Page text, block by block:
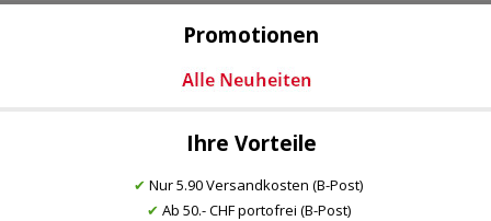
Promotionen
Ihre Vorteile
✔ Nur 5.90 Versandkosten (B-Post)
✔ Ab 50.- CHF portofrei (B-Post)